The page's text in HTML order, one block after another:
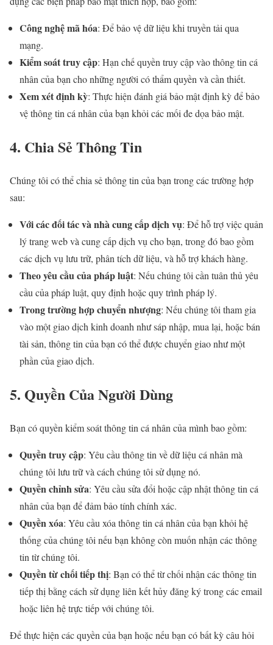
Công nghệ mã hóa: Để bảo vệ dữ liệu khi truyền tải qua
mạng.
Kiểm soát truy cập: Hạn chế quyền truy cập vào thông tin cá
nhân của bạn cho những người có thẩm quyền và cần thiết.
Xem xét định kỳ: Thực hiện đánh giá bảo mật định kỳ để bảo
vệ thông tin cá nhân của bạn khỏi các mối đe dọa bảo mật.
4. Chia Sẻ Thông Tin
Chúng tôi có thể chia sẻ thông tin của bạn trong các trường hợp
sau:
Với các đối tác và nhà cung cấp dịch vụ: Để hỗ trợ việc quản
lý trang web và cung cấp dịch vụ cho bạn, trong đó bao gồm
các dịch vụ lưu trữ, phân tích dữ liệu, và hỗ trợ khách hàng.
Theo yêu cầu của pháp luật: Nếu chúng tôi cần tuân thủ yêu
cầu của pháp luật, quy định hoặc quy trình pháp lý.
Trong trường hợp chuyển nhượng: Nếu chúng tôi tham gia
vào một giao dịch kinh doanh như sáp nhập, mua lại, hoặc bán
tài sản, thông tin của bạn có thể được chuyển giao như một
phần của giao dịch.
5. Quyền Của Người Dùng
Bạn có quyền kiểm soát thông tin cá nhân của mình bao gồm:
Quyền truy cập: Yêu cầu thông tin về dữ liệu cá nhân mà
chúng tôi lưu trữ và cách chúng tôi sử dụng nó.
Quyền chỉnh sửa: Yêu cầu sửa đổi hoặc cập nhật thông tin cá
nhân của bạn để đảm bảo tính chính xác.
Quyền xóa: Yêu cầu xóa thông tin cá nhân của bạn khỏi hệ
thống của chúng tôi nếu bạn không còn muốn nhận các thông
tin từ chúng tôi.
Quyền từ chối tiếp thị: Bạn có thể từ chối nhận các thông tin
tiếp thị bằng cách sử dụng liên kết hủy đăng ký trong các email
hoặc liên hệ trực tiếp với chúng tôi.
Để thực hiện các quyền của bạn hoặc nếu bạn có bất kỳ câu hỏi